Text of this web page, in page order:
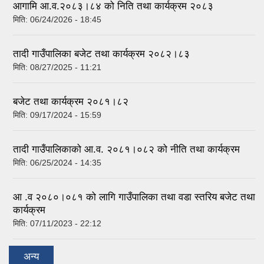
आगामि आ.व.२०८३।८४ को निति तथा कार्यक्रम २०८३
मिति: 06/24/2026 - 18:45
तादी गाउँपालिका बजेट तथा कार्यक्रम २०८२।८३
मिति: 08/27/2025 - 11:21
बजेट तथा कार्यक्रम २०८१।८२
मिति: 09/17/2024 - 15:59
तादी गाउँपालिकाको आ.व. २०८१।०८२ को नीति तथा कार्यक्रम
मिति: 06/25/2024 - 14:35
आ .व २०८०।०८१ को लागि गाउँपालिका तथा वडा स्तरिय बजेट तथा
कार्यक्रम
मिति: 07/11/2023 - 22:12
अन्य